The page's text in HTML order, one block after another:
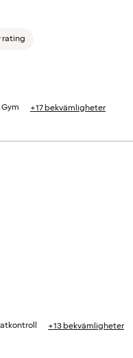
rating
Gym +17 bekvämligheter
+13 bekvämligheter